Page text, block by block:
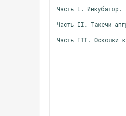
Часть I. Инкубатор.
Часть II. Такечи
Часть III. Осколки